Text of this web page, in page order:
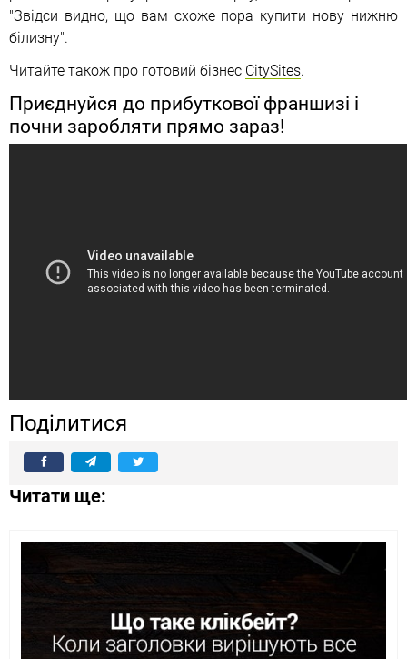
"Звідси видно, що вам схоже пора купити нову нижню
білизну".
Читайте також про готовий бізнес CitySites.
Приєднуйся до прибуткової франшизі і
почни заробляти прямо зараз!
Поділитися
Читати ще: